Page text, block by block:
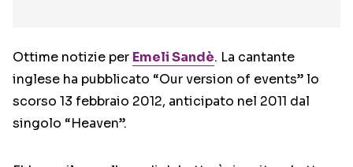
Ottime notizie per Emeli Sandè. La cantante
inglese ha pubblicato “Our version of events” lo
scorso 13 febbraio 2012, anticipato nel 2011 dal
singolo “Heaven”.